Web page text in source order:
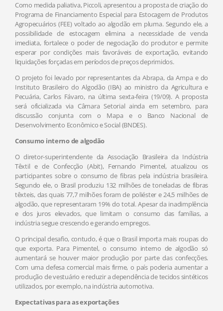
Como medida paliativa, Piccoli, apresentou a proposta de criação do
Programa de Financiamento Especial para Estocagem de Produtos
Agropecuários (FEE) voltado ao algodão em pluma. Segundo ele, a
possibilidade de estocagem elimina a necessidade de venda
imediata, fortalece o poder de negociação do produtor e permite
esperar por condições mais favoráveis de exportação, evitando
liquidações forçadas em períodos de preços deprimidos.
O projeto foi levado por representantes da Abrapa, da Ampa e do
Instituto Brasileiro do Algodão (IBA) ao ministro da Agricultura e
Pecuária, Carlos Fávaro, na última sexta-feira (19/09). A proposta
será oficializada via Câmara Setorial ainda em setembro, para
discussão conjunta com o Mapa e o Banco Nacional de
Desenvolvimento Econômico e Social (BNDES).
Consumo interno de algodão
O diretor-superintendente da Associação Brasileira da Indústria
Têxtil e de Confecção (Abit), Fernando Pimentel, atualizou os
participantes sobre o consumo de fibras pela indústria brasileira.
Segundo ele, o Brasil produziu 132 milhões de toneladas de fibras
têxteis, das quais 77,7 milhões foram de poliéster e 24,5 milhões de
algodão, que representaram 19% do total. Apesar da inadimplência
e dos juros elevados, que limitam o consumo das famílias, a
indústria segue crescendo e gerando empregos.
O principal desafio, contudo, é que o Brasil importa mais roupas do
que exporta. Para Pimentel, o consumo interno de algodão só
aumentará se houver maior produção por parte das confecções.
Com uma defesa comercial mais firme, o país poderia aumentar a
produção de vestuário e reduzir a dependência de tecidos sintéticos
utilizados, por exemplo, na indústria automotiva.
Expectativas para as exportações